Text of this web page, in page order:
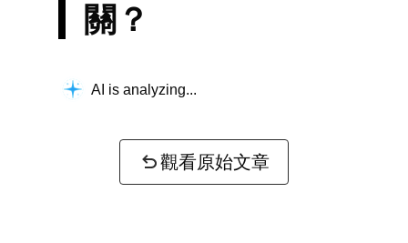
關？
AI is analyzing...
觀看原始文章